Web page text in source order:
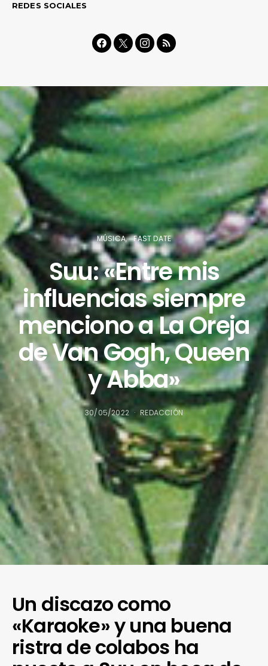
REDES SOCIALES
MÚSICA FAST DATE
Suu: «Entre mis
influencias siempre
menciono a La Oreja
de Van Gogh, Queen
y Abba»
30/05/2022 REDACCIÓN
Un discazo como
«Karaoke» y una buena
ristra de colabos ha